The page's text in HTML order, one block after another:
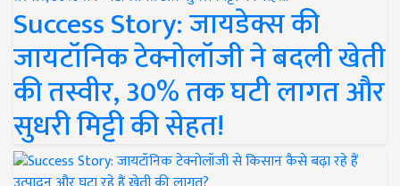
Success Story: जायडेक्स की
जायटॉनिक टेक्नोलॉजी ने बदली खेती
की तस्वीर, 30% तक घटी लागत और
सुधरी मिट्टी की सेहत!